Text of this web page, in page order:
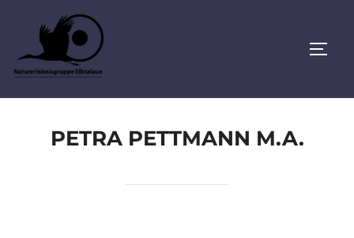
Inhalten
springen
PETRA PETTMANN M.A.